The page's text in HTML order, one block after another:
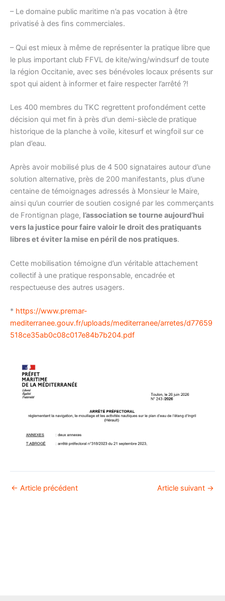
– Le domaine public maritime n’a pas vocation à être
privatisé à des fins commerciales.
– Qui est mieux à même de représenter la pratique libre que
le plus important club FFVL de kite/wing/windsurf de toute
la région Occitanie, avec ses bénévoles locaux présents sur
spot qui aident à informer et faire respecter l’arrêté ?!
Les 400 membres du TKC regrettent profondément cette
décision qui met fin à près d’un demi-sièclede pratique
historique de la planche à voile, kitesurf et wingfoil sur ce
plan d’eau.
Après avoir mobilisé plus de 4 500 signataires autour d’une
solution alternative, près de 200 manifestants, plus d’une
centaine de témoignages adressés à Monsieur le Maire,
ainsi qu’un courrier de soutien cosigné par les commerçants
de Frontignan plage, l’association se tourne aujourd’hui
vers la justice pour faire valoir le droit des pratiquants
libres et éviter la mise en péril de nos pratiques.
Cette mobilisation témoigne d’un véritable attachement
collectif à une pratique responsable, encadrée et
respectueuse des autres usagers.
* https://www.premar-
mediterranee.gouv.fr/uploads/mediterranee/arretes/d77659
518ce35ab0c08c017e84b7b204.pdf
← Article précédent Article suivant →